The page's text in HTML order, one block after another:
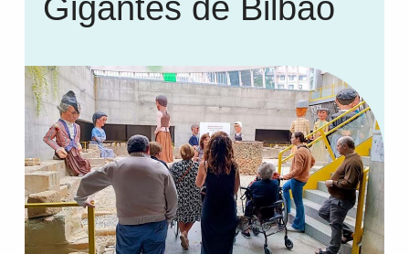
Gigantes de Bilbao